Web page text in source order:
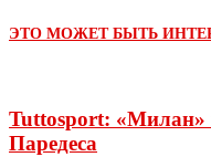
ЭТО МОЖЕТ БЫТЬ
Tuttosport: «Милан»
Паредеса